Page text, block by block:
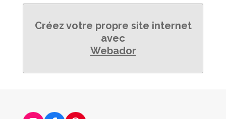
Créez votre propre site internet
avec
Webador